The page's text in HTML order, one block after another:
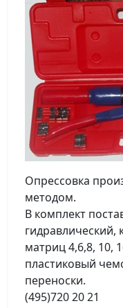
Опрессовка
методом.
В комплект
гидравлический,
матриц 4,6,8, 10,
пластиковый
переноски.
(495)720 20 21